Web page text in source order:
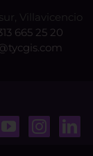
Villavicencio
665 25 20